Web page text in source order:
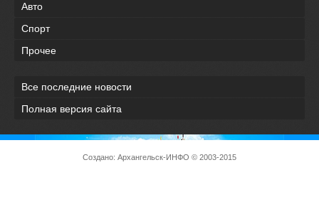
Авто
Спорт
Прочее
Все последние новости
Полная версия сайта
Создано: Архангельск-ИНФО © 2003-2015